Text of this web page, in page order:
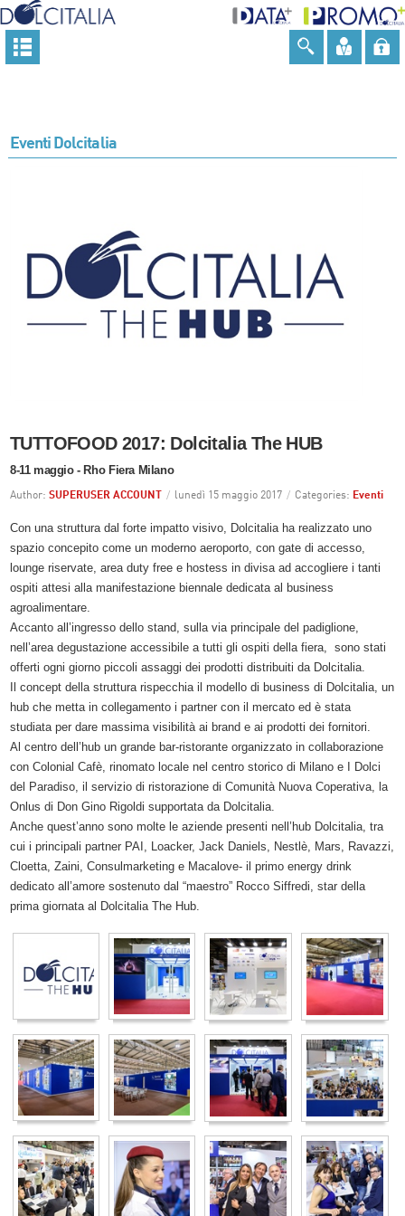
Eventi Dolcitalia
TUTTOFOOD 2017: Dolcitalia The HUB
8-11 maggio - Rho Fiera Milano
Author: SUPERUSER ACCOUNT / lunedì 15 maggio 2017 / Categories: Eventi
Con una struttura dal forte impatto visivo, Dolcitalia ha realizzato uno
spazio concepito come un moderno aeroporto, con gate di accesso,
lounge riservate, area duty free e hostess in divisa ad accogliere i tanti
ospiti attesi alla manifestazione biennale dedicata al business
agroalimentare.
Accanto all’ingresso dello stand, sulla via principale del padiglione,
nell’area degustazione accessibile a tutti gli ospiti della fiera, sono stati
offerti ogni giorno piccoli assaggi dei prodotti distribuiti da Dolcitalia.
Il concept della struttura rispecchia il modello di business di Dolcitalia, un
hub che metta in collegamento i partner con il mercato ed è stata
studiata per dare massima visibilità ai brand e ai prodotti dei fornitori.
Al centro dell’hub un grande bar-ristorante organizzato in collaborazione
con Colonial Cafè, rinomato locale nel centro storico di Milano e I Dolci
del Paradiso, il servizio di ristorazione di Comunità Nuova Coperativa, la
Onlus di Don Gino Rigoldi supportata da Dolcitalia.
Anche quest’anno sono molte le aziende presenti nell’hub Dolcitalia, tra
cui i principali partner PAI, Loacker, Jack Daniels, Nestlè, Mars, Ravazzi,
Cloetta, Zaini, Consulmarketing e Macalove- il primo energy drink
dedicato all’amore sostenuto dal “maestro” Rocco Siffredi, star della
prima giornata al Dolcitalia The Hub.